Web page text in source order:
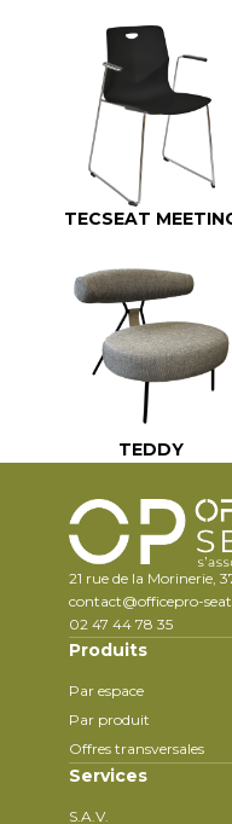
TECSEAT
TEDDY
21 rue de la Morinerie,
contact@officepro-
02 47 44 78 35
Produits
Par espace
Par produit
Offres transversales
Services
S.A.V.